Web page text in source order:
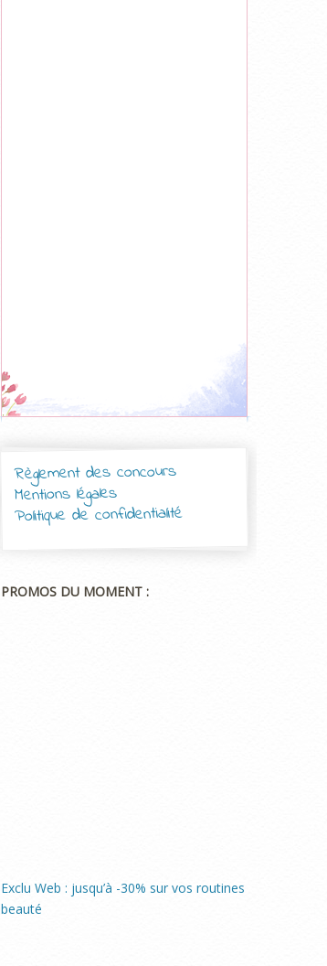
Règlement des concours
Mentions légales
Politique de confidentialité
PROMOS DU MOMENT :
Exclu Web : jusqu’à -30% sur vos routines
beauté